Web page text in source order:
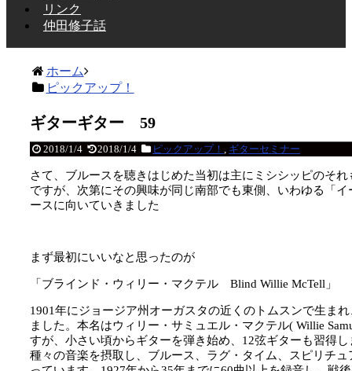
リンク
仲田修子話
ホーム
ピックアップ！
ギターギター 59
2018/1/4 2018/1/4 ピックアップ！, ギターセミナー
さて、ブルースを聴きはじめた当初は主にミシシッピのそ
ですが、次第にその興味が同じ南部でも東側、いわゆる「
ースに向いていきました
まず最初にいいなと思ったのが
「ブラインド・ウィリー・マクテル Blind Willie McTell」
1901年にジョージア州オーガスタの近くのトムスンで生ま
ました。本名はウィリー・サミュエル・マクテル( Willie
すが、小さい頃からギターを弾き始め、12弦ギターも習得
種々の音楽を摂取し、ブルース、ラグ・タイム、スピリチ